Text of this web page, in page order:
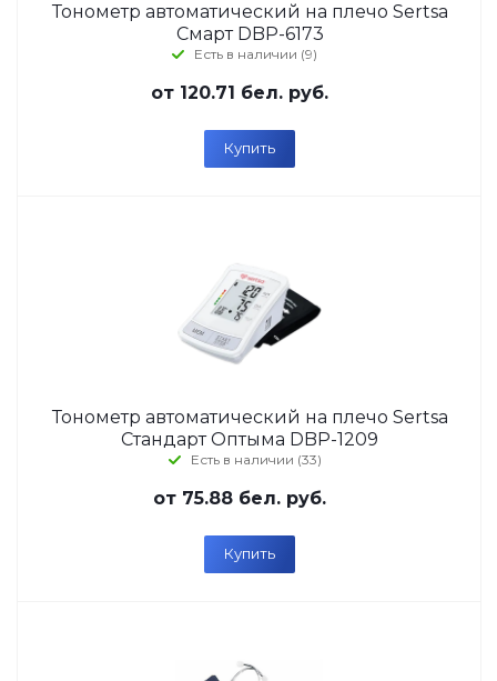
Тонометр автоматический на плечо Sertsa
Смарт DBP-6173
Есть в наличии (9)
от 120.71 бел. руб.
Купить
Тонометр автоматический на плечо Sertsa
Стандарт Оптыма DBP-1209
Есть в наличии (33)
от 75.88 бел. руб.
Купить